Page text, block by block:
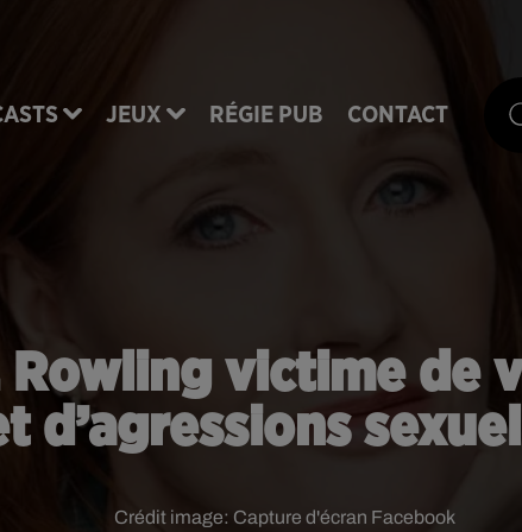
JEUX RÉGIE PUB CONTACT
Rowling victime de
d’agressions
Crédit image: Capture d'écran Facebook